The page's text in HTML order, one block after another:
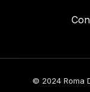
© 2024 Roma